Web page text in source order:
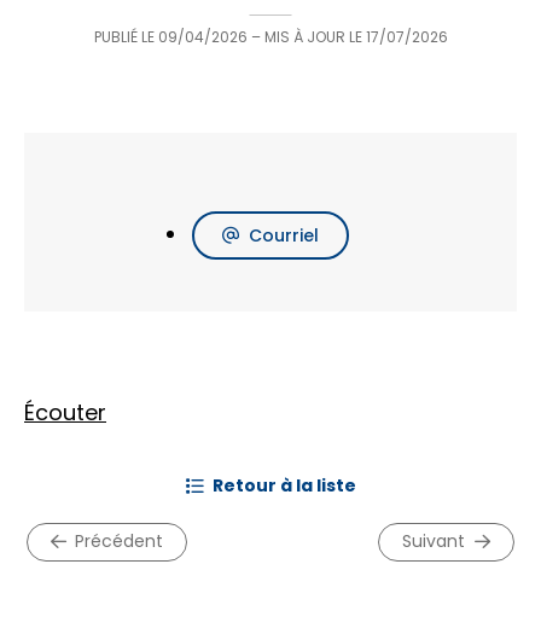
PUBLIÉ LE 09/04/2026 – MIS À JOUR LE17/07/2026
Courriel
Écouter
précédent
retour à la liste
suivant